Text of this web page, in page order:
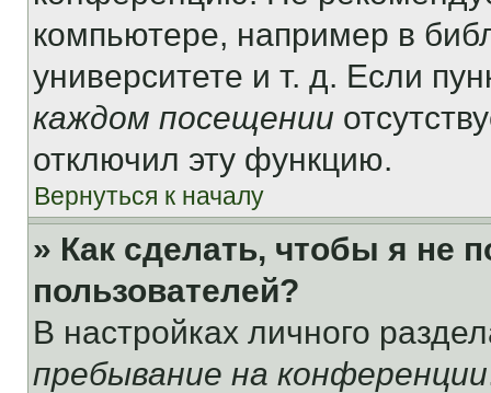
компьютере, например в
университете и т. д. Если
каждом посещении
отключил эту функцию.
Вернуться к началу
» Как сделать, чтобы я не
пользователей?
В настройках личного
пребывание на конференции